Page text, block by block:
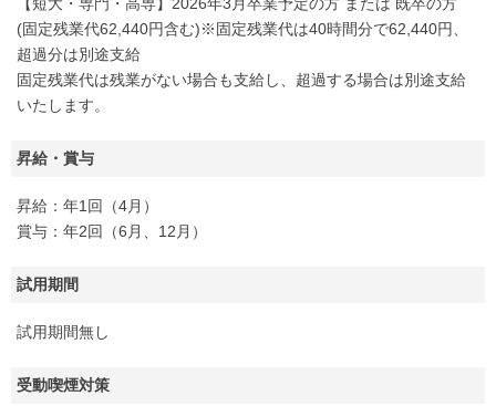
(固定残業代62,440円含む)※固定残業代は40時間分で62,440円、
超過分は別途支給
固定残業代は残業がない場合も支給し、超過する場合は別途支給
いたします。
昇給・賞与
昇給：年1回（4月）
賞与：年2回（6月、12月）
試用期間
試用期間無し
受動喫煙対策